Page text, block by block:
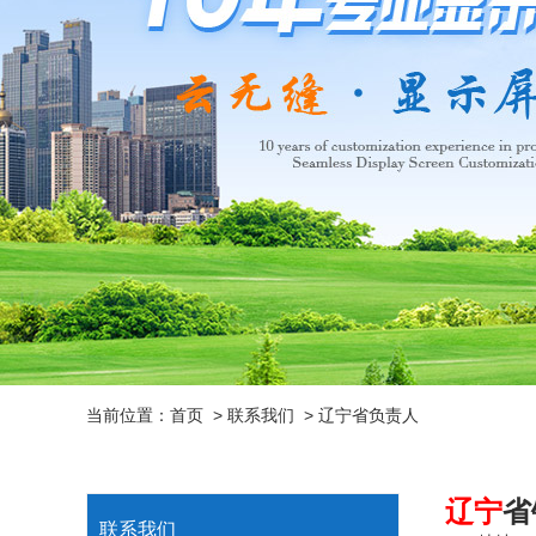
当前位置： 首页 > 联系我们 > 辽宁省负责人
联系我们
辽宁省